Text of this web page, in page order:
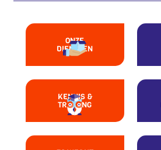
ONZE
DIENSTEN
KENNIS &
TRAINING